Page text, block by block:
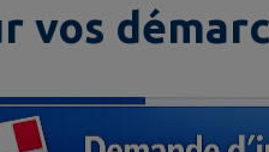
vos